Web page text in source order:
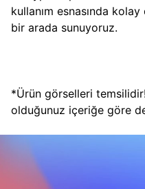
kullanım esnasında
bir arada sunuyoruz.
*Ürün görselleri
olduğunuz içeriğe göre